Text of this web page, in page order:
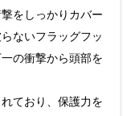
をしっかりカバー
ないフラッグフッ
の衝撃から頭部を
ており、保護力を